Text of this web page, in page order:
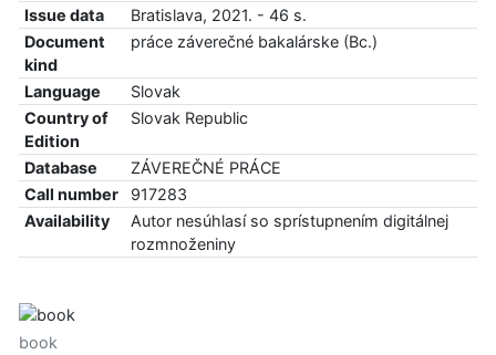
Issue data
Bratislava, 2021. - 46 s.
Document
kind
práce záverečné bakalárske (Bc.)
Language
Slovak
Country of
Edition
Slovak Republic
Database
ZÁVEREČNÉ PRÁCE
Call number
917283
Availability
Autor nesúhlasí so sprístupnením digitálnej
rozmnoženiny
book